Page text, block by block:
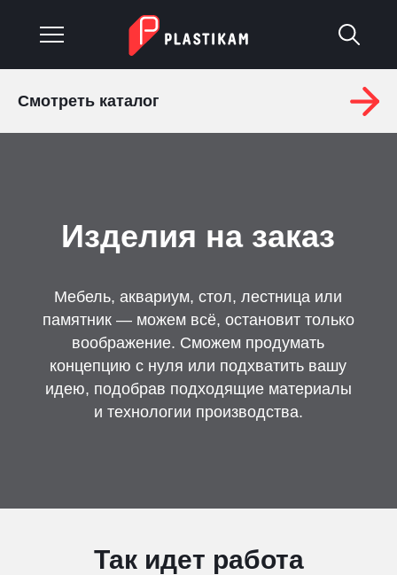
Изделия на заказ
Материалы
Оплата и доставка
Гарантия
Контакты
Смотреть каталог
Изделия на заказ
Мебель, аквариум, стол, лестница или
памятник — можем всё, остановит только
воображение. Сможем продумать
концепцию с нуля или подхватить вашу
идею, подобрав подходящие материалы
и технологии производства.
Так идет работа